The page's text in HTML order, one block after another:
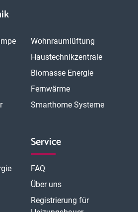
Wohnraumlüftung
Haustechnikzentrale
Biomasse Energie
Fernwärme
Smarthome Systeme
Service
FAQ
Über uns
Registrierung für